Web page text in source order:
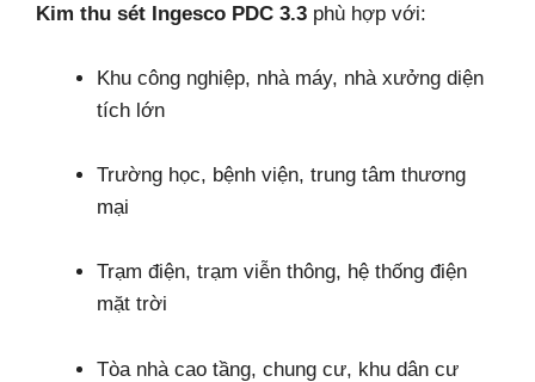
Kim thu sét Ingesco PDC 3.3 phù hợp với:
Khu công nghiệp, nhà máy, nhà xưởng diện
tích lớn
Trường học, bệnh viện, trung tâm thương
mại
Trạm điện, trạm viễn thông, hệ thống điện
mặt trời
Tòa nhà cao tầng, chung cư, khu dân cư